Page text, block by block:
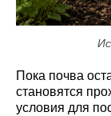
Пока почва
становятся
условия для